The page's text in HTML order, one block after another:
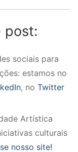
post:
sociais para
estamos no
, no Twitter
Artística
culturais
nosso site!